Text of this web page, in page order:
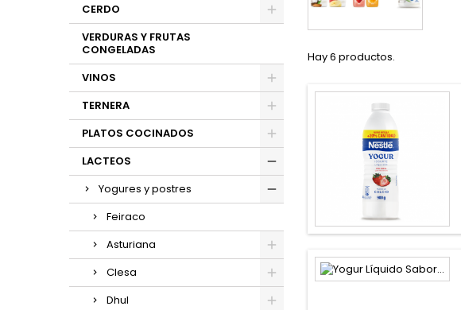
CERDO
VERDURAS Y FRUTAS
CONGELADAS
VINOS
TERNERA
PLATOS COCINADOS
LACTEOS
Yogures y postres
Feiraco
Asturiana
Clesa
Dhul
Hay 6 productos.